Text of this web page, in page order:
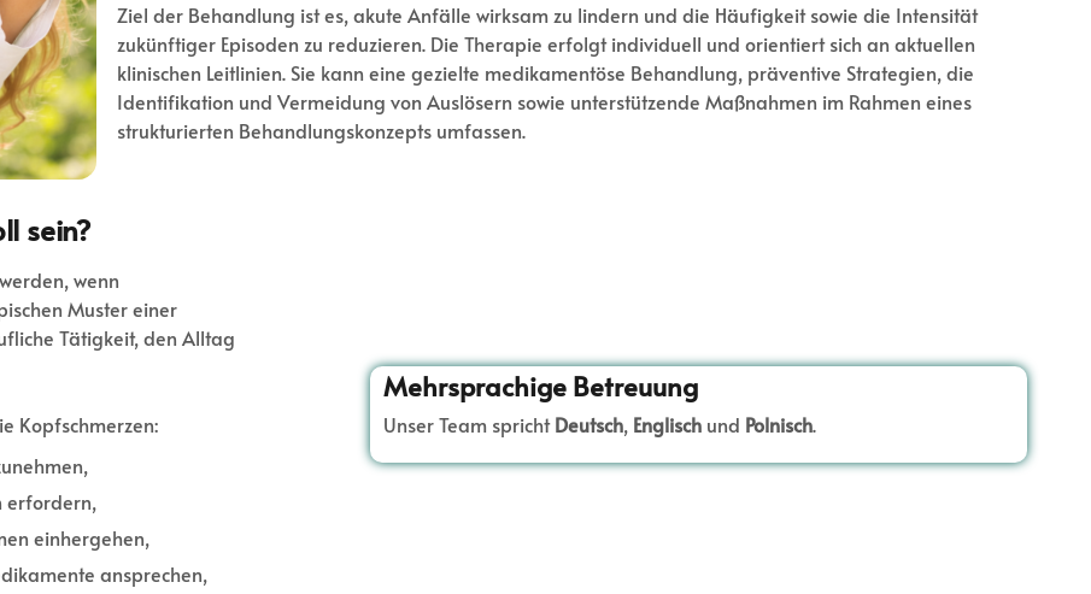
Ziel der Behandlung ist es, akute Anfälle wirksam zu lindern und die Häufigkeit sowie die Intensität
zukünftiger Episoden zu reduzieren. Die Therapie erfolgt individuell und orientiert sich an aktuellen
klinischen Leitlinien. Sie kann eine gezielte medikamentöse Behandlung, präventive Strategien, die
Identifikation und Vermeidung von Auslösern sowie unterstützende Maßnahmen im Rahmen eines
strukturierten Behandlungskonzepts umfassen.
sein?
wenn
Muster einer
Tätigkeit, den Alltag
Kopfschmerzen:
erfordern,
einhergehen,
ansprechen,
Mehrsprachige Betreuung
Unser Team sprichtDeutsch, Englisch und Polnisch.